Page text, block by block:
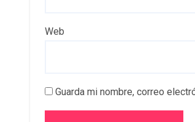
Web
Guarda mi nombre, correo